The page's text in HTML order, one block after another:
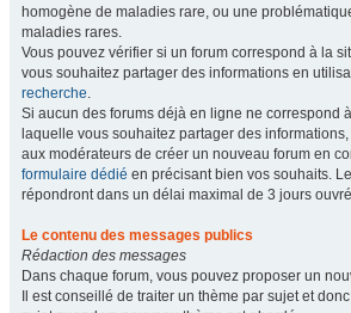
homogène de maladies rare, ou une
maladies rares.
Vous pouvez vérifier si un forum correspond à la
vous souhaitez partager des informations en
recherche.
Si aucun des forums déjà en ligne ne correspond
laquelle vous souhaitez partager des
aux modérateurs de créer un nouveau forum en
formulaire dédié en précisant bien vos souhaits.
répondront dans un délai maximal de 3 jours
Le contenu des messages publics
Rédaction des messages
Dans chaque forum, vous pouvez proposer un
Il est conseillé de traiter un thème par sujet et